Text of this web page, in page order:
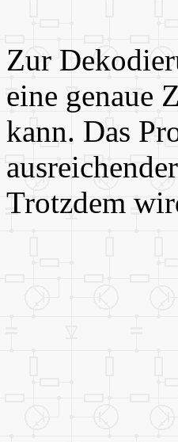
Zur
eine genaue
kann. Das
Trotzdem